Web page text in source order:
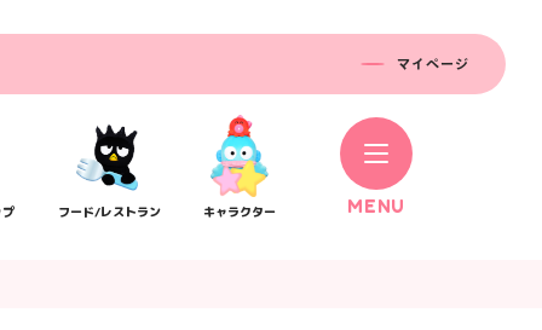
マイページ
MENU
フード/レストラン キャラクター